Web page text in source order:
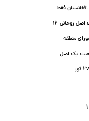
فقط
هر روز یک اصل روحانی ۱۶
منطقه
یک اصل
۲۷ ثور